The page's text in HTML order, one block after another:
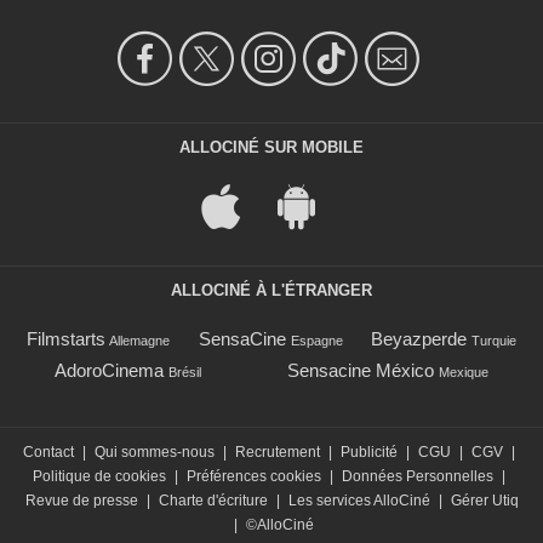
ALLOCINÉ SUR MOBILE
ALLOCINÉ À L'ÉTRANGER
Filmstarts Allemagne SensaCine Espagne Beyazperde Turquie
AdoroCinema Brésil Sensacine México Mexique
Contact Qui sommes-nous Recrutement Publicité CGU CGV
Politique de cookies
Préférences cookies Données Personnelles
Revue de presse
Charte d'écriture Les services AlloCiné
Gérer Utiq
©AlloCiné